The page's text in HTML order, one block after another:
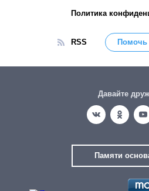
Политика
RSS Помочь
Давайте
Памяти